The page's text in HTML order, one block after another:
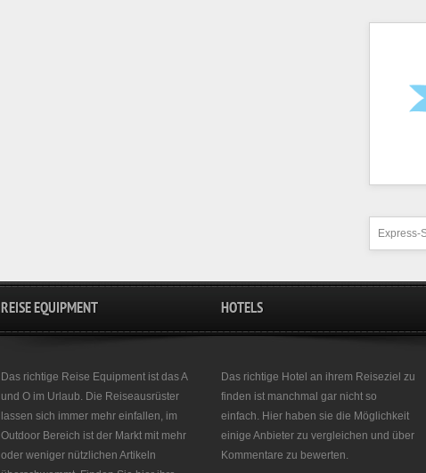
Express-
REISE EQUIPMENT
Das richtige Reise Equipment ist das A
und O im Urlaub. Die Reiseausrüster
lassen sich immer mehr einfallen, im
Outdoor Bereich ist der Markt mit mehr
oder weniger nützlichen Artikeln
HOTELS
Das richtige Hotel an ihrem Reiseziel zu
finden ist manchmal gar nicht so
einfach. Hier haben sie die Möglichkeit
einige Anbieter zu vergleichen und über
Kommentare zu bewerten.